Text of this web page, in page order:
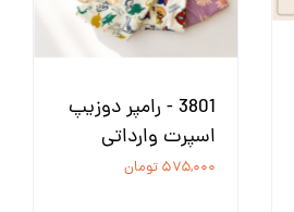
3801 - رامپر دوزیپ
اسپرت وارداتی
۵۷۵,۰۰۰ تومان